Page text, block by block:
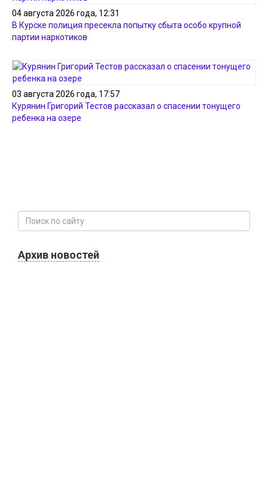
04 августа 2026 года, 12:31
В Курске полиция пресекла попытку сбыта особо крупной
партии наркотиков
03 августа 2026 года, 17:57
Курянин Григорий Тестов рассказал о спасении тонущего
ребенка на озере
Архив новостей